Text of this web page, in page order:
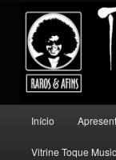
conteúdo
principal
conteúdo
secundário
Toque
Um lugar para
principal
Início
Vitrine Toque